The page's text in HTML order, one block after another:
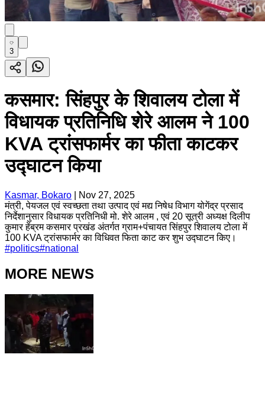
3
कसमार: सिंहपुर के शिवालय टोला में
विधायक प्रतिनिधि शेरे आलम ने 100
KVA ट्रांसफार्मर का फीता काटकर
उद्घाटन किया
Kasmar, Bokaro
Nov 27, 2025
मंत्री, पेयजल एवं स्वच्छता तथा उत्पाद एवं मद्य निषेध विभाग योगेंद्र प्रसाद
निर्देशानुसार विधायक प्रतिनिधी मो. शेरे आलम , एवं 20 सूत्री अध्यक्ष दिलीप
कुमार हेंब्रम कसमार प्रखंड अंतर्गत ग्राम+पंचायत सिंहपुर शिवालय टोला में
100 KVA ट्रांसफार्मर का विधिवत फिता काट कर शुभ उद्घाटन किए।
#politics#national
MORE NEWS